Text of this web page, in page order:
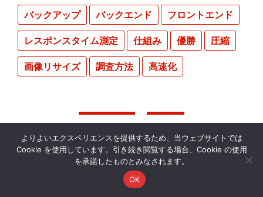
バックアップ
バックエンド
フロントエンド
レスポンスタイム測定
仕組み 優勝
圧縮
画像リサイズ
調査方法 高速化
お問い合わせ 運営会社
よりよいエクスペリエンスを提供するため、当ウェブサイトでは
Cookie を使用しています。引き続き閲覧する場合、Cookie の使用
を承諾したものとみなされます。
OK